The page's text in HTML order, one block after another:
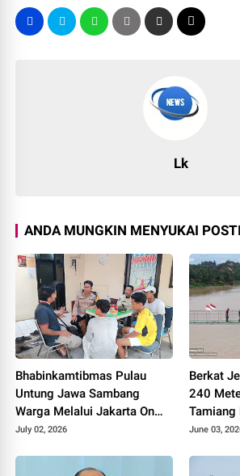
Lk
ANDA MUNGKIN MENYUKAI
Bhabinkamtibmas Pulau
Untung Jawa Sambang
Warga Melalui Jakarta On
The Spot, Sosialisasikan
July 02, 2026
Berkat
240
Tamiang
Sekolah
June 03,